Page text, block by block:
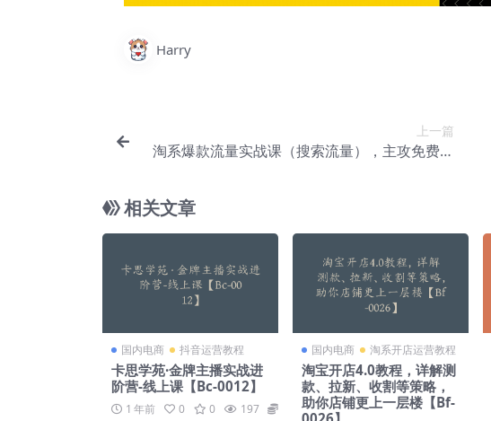
Harry
上一篇
淘系爆款流量实战课（搜索流量），主攻免费流
相关文章
国内电商 抖音运营教程
卡思学苑·金牌主播实战进
阶营-线上课【Bc-0012】
1 年前 0 0 197
国内电商 淘系开店运营教程
淘宝开店4.0教程，详解测
款、拉新、收割等策略，
助你店铺更上一层楼【Bf-